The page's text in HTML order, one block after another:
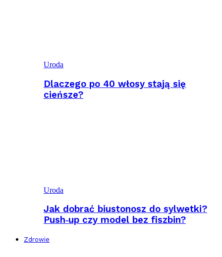
Uroda
Dlaczego po 40 włosy stają się
cieńsze?
Uroda
Jak dobrać biustonosz do sylwetki?
Push‑up czy model bez fiszbin?
Zdrowie